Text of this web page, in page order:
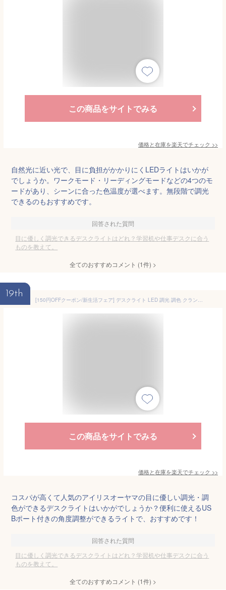
この商品をサイトでみる
価格と在庫を楽天でチェック >>
自然光に近い光で、目に負担がかかりにくLEDライトはいかが
でしょうか。ワークモード・リーディングモードなどの4つのモ
ードがあり、シーンに合った色温度が選べます。無段階で調光
できるのもおすすめです。
回答された質問
目に優しく調光できるデスクライトはどれ？学習机や仕事デスクに合う
ものを教えて。
全てのおすすめコメント (1件) >
19th
[150円OFFクーポン/新生活フェア] デスクライト LED 調光 調色 クランプ型 ベース型 広範囲 明るい アイリスオーヤマT字型 スマホスタンド USB端子付き 省エネ 長寿命 角度調整 目に優しい 卓上 学習机 在宅勤務 在宅ワーク LDL-TBDL-B LDL-TCDL-B
この商品をサイトでみる
価格と在庫を楽天でチェック >>
コスパが高くて人気のアイリスオーヤマの目に優しい調光・調
色ができるデスクライトはいかがでしょうか？便利に使えるUS
Bポート付きの角度調整ができるライトで、おすすめです！
回答された質問
目に優しく調光できるデスクライトはどれ？学習机や仕事デスクに合う
ものを教えて。
全てのおすすめコメント (1件) >